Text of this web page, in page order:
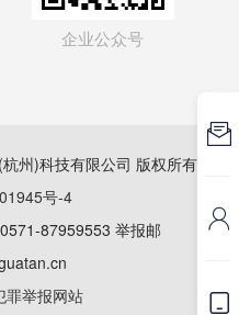
企业公众号
州)科技有限公司 版权所有
号-4
87959553 举报邮
罪举报网站


